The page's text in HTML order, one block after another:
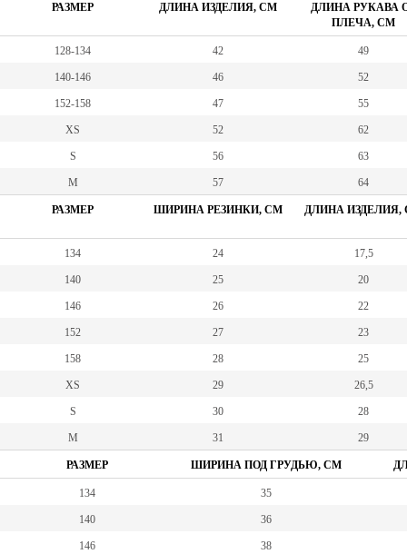
РАЗМЕР ДЛИНА ИЗДЕЛИЯ, СМ
ДЛИНА РУКАВА
ПЛЕЧА, СМ
128-134 42 49
140-146 46 52
152-158 47 55
XS 52 62
S 56 63
M 57 64
РАЗМЕР ШИРИНА РЕЗИНКИ, СМ ДЛИНА ИЗДЕЛИЯ,
134 24 17,5
140 25 20
146 26 22
152 27 23
158 28 25
XS 29 26,5
S 30 28
M 31 29
РАЗМЕР ШИРИНА ПОД ГРУДЬЮ, СМ
134 35
140 36
146 38